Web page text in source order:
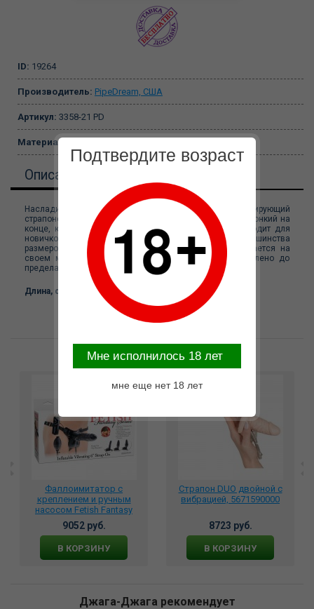
ID: 19264
Производитель: PipeDream, США
Артикул: 3358-21 PD
Материал:
Описание
Насладитесь ощущением полного контроля с вибрирующий
страпоном Penetrix. Изготовленный из материала ПВХ, тонкий на
конце, классический страпон Penetrix идеально подходит для
новичков. Регулируемые ремешки подходят для большинства
размеров, а виниловое крепление неподвижно и остается на
своем месте в те моменты, когда все вокруг наколено до
предела!Вибрация: Да
Длина, см: 15.20 Диаметр, см: 2.60
Возможные варианты замены
Фаллоимитатор с
креплением и ручным
насосом Fetish Fantasy
Series Inflatable Vibrating
3957-23
9052 руб.
В КОРЗИНУ
Страпон DUO двойной с
вибрацией, 5671590000
8723 руб.
В КОРЗИНУ
Джага-Джага рекомендует
Подтвердите возраст
Mне исполнилось 18 лет
мне еще нет 18 лет